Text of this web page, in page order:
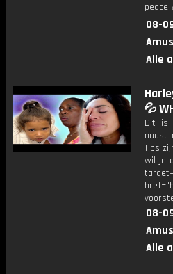
peace
08-
Alle
💦
Dit is
naast
Tips
wil je
08-
Alle